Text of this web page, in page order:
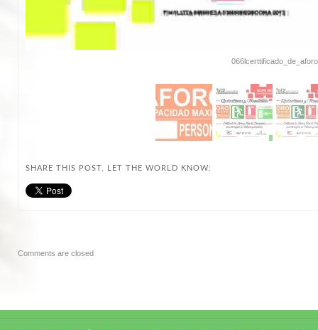
066lcerttificado_de_aforo
SHARE THIS POST, LET THE WORLD KNOW:
Comments are closed